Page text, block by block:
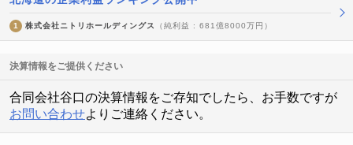
1 株式会社ニトリホールディングス （純利益 : 681億8000万円）
決算情報をご提供ください
合同会社谷口の決算情報をご存知でしたら、お手数ですが
お問い合わせよりご連絡ください。